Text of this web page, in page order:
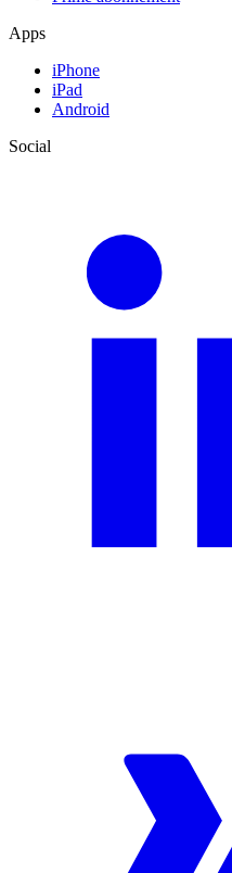
Apps
iPhone
iPad
Android
Social